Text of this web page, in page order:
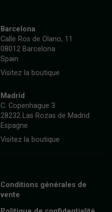
Barcelona
Calle Ros de Olano, 11
08012 Barcelona
Spain
Visitez la boutique
Madrid
C. Copenhague 3
28232 Las Rozas de Madrid
Espagne
Visitez la boutique
Conditions générales de
vente